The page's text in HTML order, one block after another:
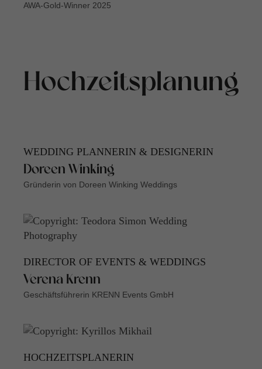
AWA-Gold-Winner 2025
Hochzeitsplanung
WEDDING PLANNERIN & DESIGNERIN
Doreen Winking
Gründerin von Doreen Winking Weddings
DIRECTOR OF EVENTS & WEDDINGS
Verena Krenn
Geschäftsführerin KRENN Events GmbH
HOCHZEITSPLANERIN